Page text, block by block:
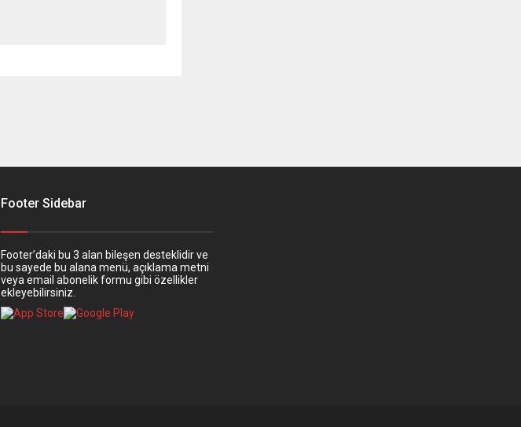
Footer Sidebar
Footer’daki bu 3 alan bileşen desteklidir ve
bu sayede bu alana menü, açıklama metni
veya email abonelik formu gibi özellikler
ekleyebilirsiniz.